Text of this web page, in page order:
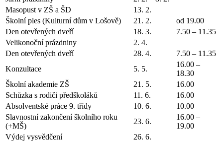
Masopust v ZŠ a ŠD
13. 2.
Školní ples (Kulturní dům v Lošově)
21. 2.
od 19.00
Den otevřených dveří
18. 3.
7.50 – 11.35
Velikonoční prázdniny
2. 4.
Den otevřených dveří
28. 4.
7.50 – 11.35
Konzultace
5. 5.
16.00 –
18.30
Školní akademie ZŠ
21. 5.
16.00
Schůzka s rodiči předškoláků
11. 6.
16.00
Absolventské práce 9. třídy
10. 6.
10.00
Slavnostní zakončení školního roku
(+MŠ)
23. 6.
16.00 –
19.00
Výdej vysvědčení
26. 6.